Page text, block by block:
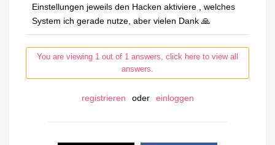
Einstellungen jeweils den Hacken aktiviere , welches
System ich gerade nutze, aber vielen Dank 🙏
You are viewing 1 out of 1 answers, click here to view all
answers.
registrieren oder einloggen